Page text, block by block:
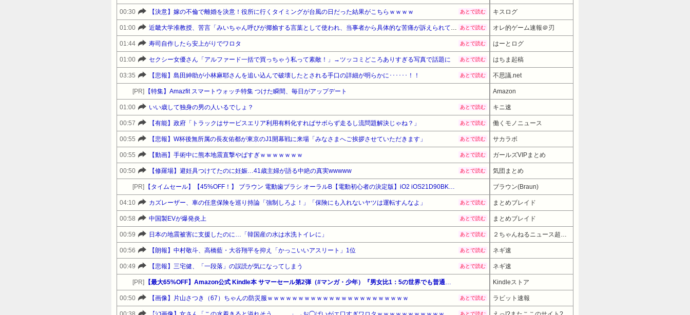
00:30 【決意】嫁の不倫で離婚を決意！役所に行くタイミングが台風の日だった結果がこちらｗｗｗｗ あとで読む キスログ
01:00 近畿大学准教授、苦言「みいちゃん呼びが揶揄する言葉として使われ、当事者から具体的な苦痛が訴えられている。文化芸術は人を傷つけてもよい。ただし、傷つけ方がある」 あとで読む オレ的ゲーム速報＠刃
01:44 寿司自作したら安上がりでワロタ あとで読む はーとログ
01:00 セクシー女優さん「アルファード一括で買っちゃう私って素敵！」→ツッコミどころありすぎる写真で話題に あとで読む はちま起稿
03:35 【悲報】島田紳助が小林麻耶さんを追い込んで破壊したとされる手口の詳細が明らかに･･････！！ あとで読む 不思議.net
[PR] 【特集】Amazfit スマートウォッチ特集 つけた瞬間、毎日がアップデート Amazon
01:00 いい歳して独身の男の人いるでしょ？ あとで読む キニ速
00:57 【有能】政府「トラックはサービスエリア利用有料化すればサボらず走るし流問題解決じゃね？」 あとで読む 働くモノニュース
00:55 【悲報】W杯後無所属の長友佑都が東京のJ1開幕戦に来場「みなさまへご挨拶させていただきます」 あとで読む サカラボ
00:55 【動画】手術中に熊本地震直撃やばすぎｗｗｗｗｗｗｗ あとで読む ガールズVIPまとめ
00:50 【修羅場】避妊具つけてたのに妊娠…41歳主婦が語る中絶の真実wwwww あとで読む 気団まとめ
[PR] 【タイムセール】【45%OFF！】 ブラウン 電動歯ブラシ オーラルB【電動初心者の決定版】iO2 iOS21D90BK ブラック 防水 歯科医推奨No.1ブランド【Amazon.co.jp 限定】 ブラウン(Braun)
04:10 カズレーザー、車の任意保険を巡り持論「強制しろよ！」「保険にも入れないヤツは運転すんなよ」 あとで読む まとめブレイド
00:58 中国製EVが爆発炎上 あとで読む まとめブレイド
00:59 日本の地震被害に支援したのに…「韓国産の水は水洗トイレに」 あとで読む ２ちゃんねるニュース超速まとめ＋
00:56 【朗報】中村敬斗、高橋藍・大谷翔平を抑え「かっこいいアスリート」1位 あとで読む ネギ速
00:49 【悲報】三宅健、「一段落」の誤読が気になってしまう あとで読む ネギ速
[PR] 【最大65%OFF】Amazon公式 Kindle本 サマーセール第2弾（#マンガ・少年）『男女比1：5の世界でも普通に生きられると思った？』『王子様の友達』『アイマス シャイニーカラーズ』他 Kindleストア
00:50 【画像】片山さつき（67）ちゃんの防災服ｗｗｗｗｗｗｗｗｗｗｗｗｗｗｗｗｗｗｗｗｗｗｗ あとで読む ラビット速報
あとで読む